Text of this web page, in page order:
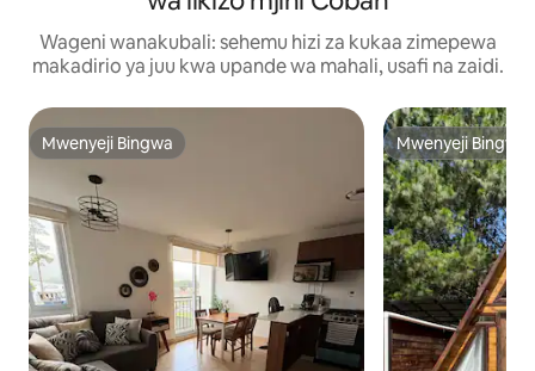
Wageni wanakubali: sehemu hizi za kukaa zimepewa
makadirio ya juu kwa upande wa mahali, usafi na zaidi.
Mwenyeji Bingwa
Mwenyeji Bingwa Mwenyeji Bingwa
Mwenyeji Bingwa